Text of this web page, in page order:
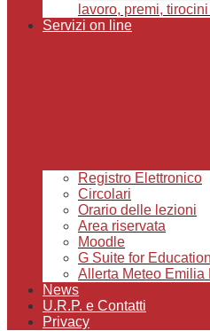
lavoro, premi,
Servizi on line
Registro Elettronico
Circolari
Orario delle lezioni
Area riservata
Moodle
G Suite for Education
Allerta Meteo Emilia
News
U.R.P. e Contatti
Privacy